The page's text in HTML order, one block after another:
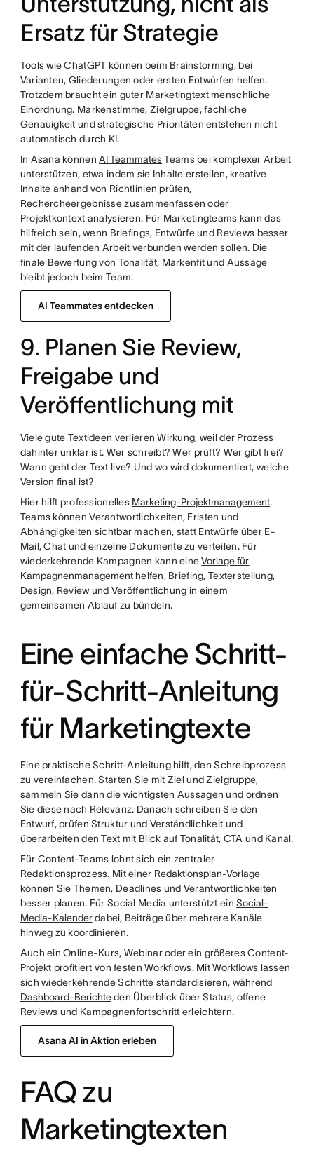
Ersatz für Strategie
Tools wie ChatGPT können beim Brainstorming, bei
Varianten, Gliederungen oder ersten Entwürfen helfen.
Trotzdem braucht ein guter Marketingtext menschliche
Einordnung. Markenstimme, Zielgruppe, fachliche
Genauigkeit und strategische Prioritäten entstehen nicht
automatisch durch KI.
In Asana könnenAI TeammatesTeams bei komplexer Arbeit
unterstützen, etwa indem sie Inhalte erstellen, kreative
Inhalte anhand von Richtlinien prüfen,
Rechercheergebnisse zusammenfassen oder
Projektkontext analysieren. Für Marketingteams kann das
hilfreich sein, wenn Briefings, Entwürfe und Reviews besser
mit der laufenden Arbeit verbunden werden sollen. Die
finale Bewertung von Tonalität, Markenfit und Aussage
bleibt jedoch beim Team.
AI Teammates entdecken
9. Planen Sie Review,
Freigabe und
Veröffentlichung mit
Viele gute Textideen verlieren Wirkung, weil der Prozess
dahinter unklar ist. Wer schreibt? Wer prüft? Wer gibt frei?
Wann geht der Text live? Und wo wird dokumentiert, welche
Version final ist?
Hier hilft professionelles Marketing-Projektmanagement.
Teams können Verantwortlichkeiten, Fristen und
Abhängigkeiten sichtbar machen, statt Entwürfe über E-
Mail, Chat und einzelne Dokumente zu verteilen. Für
wiederkehrende Kampagnen kann eineVorlage für
Kampagnenmanagementhelfen, Briefing, Texterstellung,
Design, Review und Veröffentlichung in einem
gemeinsamen Ablauf zu bündeln.
Eine einfache Schritt-
für-Schritt-Anleitung
für Marketingtexte
Eine praktische Schritt-Anleitung hilft, den Schreibprozess
zu vereinfachen. Starten Sie mit Ziel und Zielgruppe,
sammeln Sie dann die wichtigsten Aussagen und ordnen
Sie diese nach Relevanz. Danach schreiben Sie den
Entwurf, prüfen Struktur und Verständlichkeit und
überarbeiten den Text mit Blick auf Tonalität, CTA und Kanal.
Für Content-Teams lohnt sich ein zentraler
Redaktionsprozess. Mit einer Redaktionsplan-Vorlage
können Sie Themen, Deadlines und Verantwortlichkeiten
besser planen. Für Social Media unterstützt einSocial-
Media-Kalenderdabei, Beiträge über mehrere Kanäle
hinweg zu koordinieren.
Auch ein Online-Kurs, Webinar oder ein größeres Content-
Projekt profitiert von festen Workflows. MitWorkflows lassen
sich wiederkehrende Schritte standardisieren, während
Dashboard-Berichteden Überblick über Status, offene
Reviews und Kampagnenfortschritt erleichtern.
Asana AI in Aktion erleben
FAQ zu
Marketingtexten